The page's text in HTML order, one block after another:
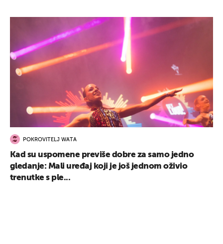
POKROVITELJ WATA
Kad su uspomene previše dobre za samo jedno
gledanje: Mali uređaj koji je još jednom oživio
trenutke s ple...